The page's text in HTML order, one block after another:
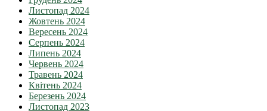
Листопад 2024
Жовтень 2024
Вересень 2024
Серпень 2024
Липень 2024
Червень 2024
Травень 2024
Квітень 2024
Березень 2024
Листопад 2023